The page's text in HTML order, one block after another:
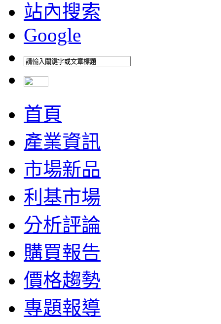
站內搜索
Google
首頁
產業資訊
市場新品
利基市場
分析評論
購買報告
價格趨勢
專題報導